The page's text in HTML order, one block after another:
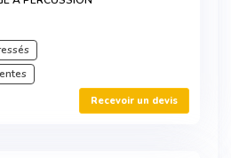
Recevoir un devis